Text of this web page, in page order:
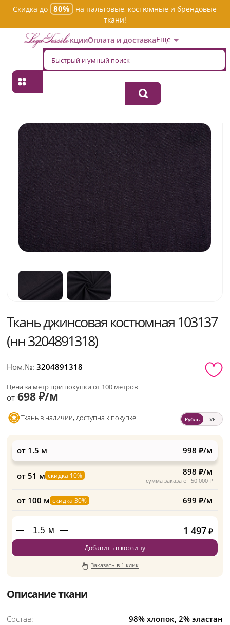
Скидка до 80%
на пальтовые, костюмные и брендовые
ткани!
АкцииОплата и доставкаЕщё
Главная →
Ткань джинсовая
Ткань джинсовая костюмная 103137
(нн 3204891318)
Ном.№:3204891318
Цена за метр при покупки от 100 метров
от 698 ₽/м
Ткань в наличии, доступна к покупке Рубль УЕ
от 1.5 м 998 ₽/м
от 51 м скидка 10%
сумма заказа от 50 000 ₽
898 ₽/м
от 100 м скидка 30% 699 ₽/м
м 1 497 ₽
Добавить в корзину
Заказать в 1 клик
Описание ткани
Состав:
98% хлопок, 2% эластан